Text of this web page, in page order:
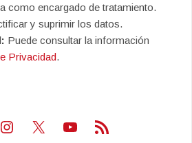
como encargado de tratamiento.
y suprimir los datos.
Puede consultar la información
Privacidad.
Instagram
X Youtube
Feed RSS